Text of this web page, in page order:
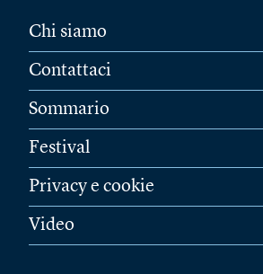
Chi siamo
Contattaci
Sommario
Festival
Privacy e cookie
Video